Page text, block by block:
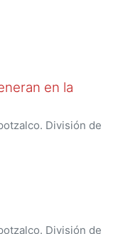
en la
División de
División de